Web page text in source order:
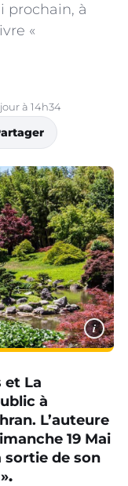
prochain, à
«
à 14h34
i
et La
à
L’auteure
19 Mai
sortie de son
.